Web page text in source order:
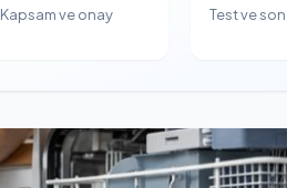
Kapsam ve onay Test ve